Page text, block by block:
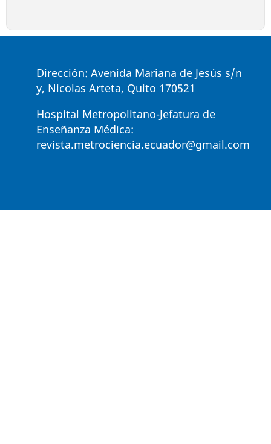
Dirección: Avenida Mariana de Jesús s/n
y, Nicolas Arteta, Quito 170521
Hospital Metropolitano-Jefatura de
Enseñanza Médica:
revista.metrociencia.ecuador@gmail.com